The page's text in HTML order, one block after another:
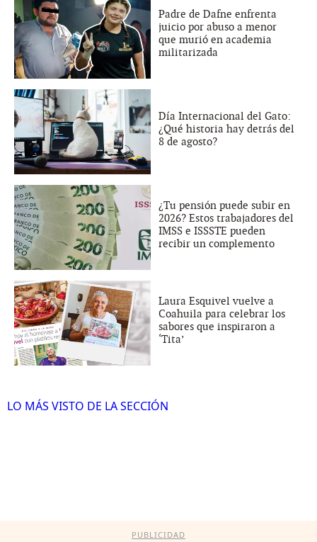
Padre de Dafne enfrenta
juicio por abuso a menor
que murió en academia
militarizada
Día Internacional del Gato:
¿Qué historia hay detrás del
8 de agosto?
¿Tu pensión puede subir en
2026? Estos trabajadores del
IMSS e ISSSTE pueden
recibir un complemento
Laura Esquivel vuelve a
Coahuila para celebrar los
sabores que inspiraron a
‘Tita’
LO MÁS VISTO DE LA SECCIÓN
PUBLICIDAD